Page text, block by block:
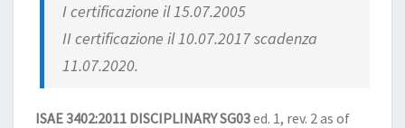
I certificazione il 15.07.2005
II certificazione il 10.07.2017 scadenza
11.07.2020.
ISAE 3402:2011 DISCIPLINARY SG03ed. 1, rev. 2 as of